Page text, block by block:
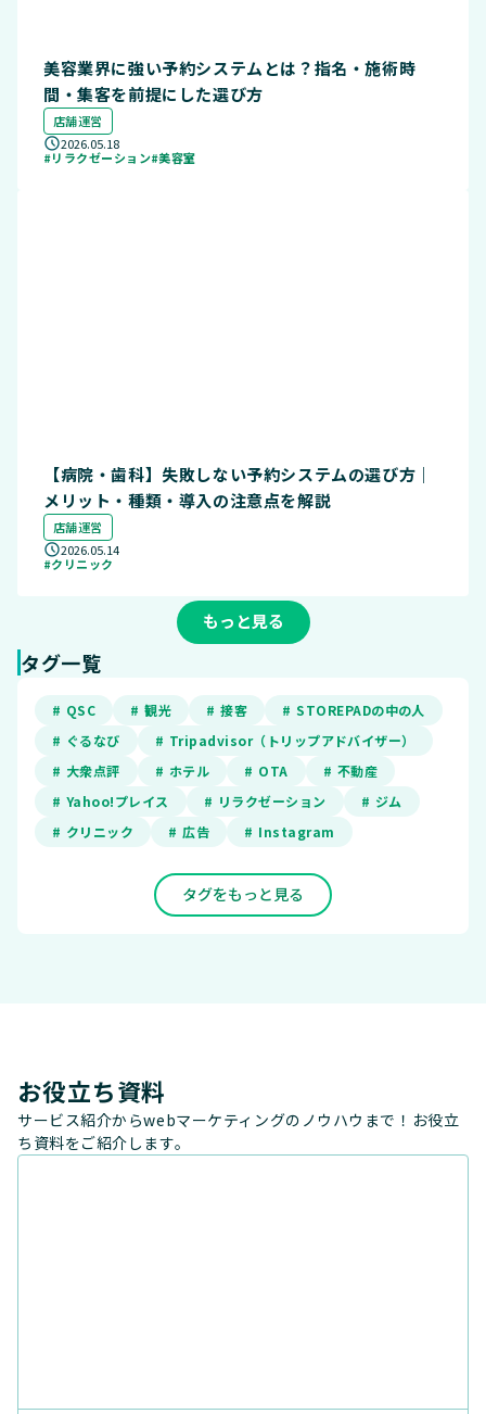
美容業界に強い予約システムとは？指名・施術時
間・集客を前提にした選び方
店舗運営
2026.05.18
#リラクゼーション#美容室
【病院・歯科】失敗しない予約システムの選び方｜
メリット・種類・導入の注意点を解説
店舗運営
2026.05.14
#クリニック
もっと見る
タグ一覧
# QSC # 観光 # 接客
# STOREPADの中の人
# ぐるなび
# Tripadvisor（トリップアドバイザー）
# 大衆点評
# ホテル # OTA
# 不動産
# Yahoo!プレイス
# リラクゼーション
# ジム
# クリニック
# 広告 # Instagram
タグをもっと見る
お役立ち資料
サービス紹介からwebマーケティングのノウハウまで！お役立
ち資料をご紹介します。